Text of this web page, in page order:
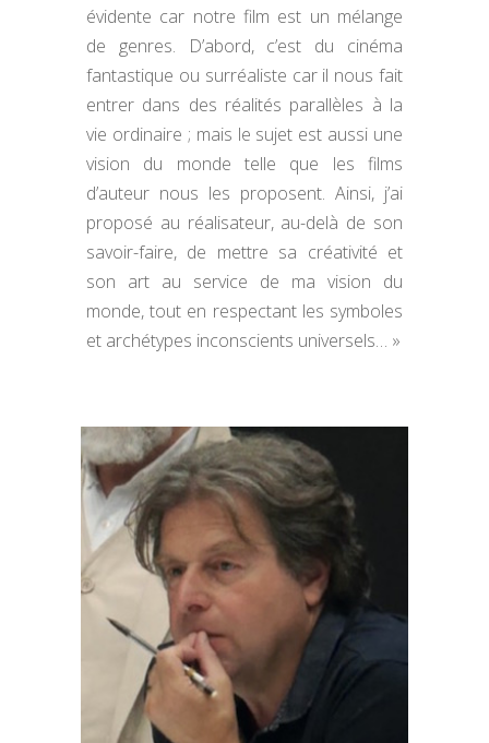
évidente car notre film est un mélange
de genres. D’abord, c’est du cinéma
fantastique ou surréaliste car il nous fait
entrer dans des réalités parallèles à la
vie ordinaire ; mais le sujet est aussi une
vision du monde telle que les films
d’auteur nous les proposent. Ainsi, j’ai
proposé au réalisateur, au-delà de son
savoir-faire, de mettre sa créativité et
son art au service de ma vision du
monde, tout en respectant les symboles
et archétypes inconscients universels… »